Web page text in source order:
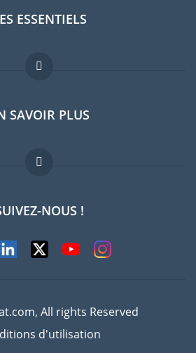
ESSENTIELS
Forum expatriés
Guides pays
Offres d'emploi
SAVOIR PLUS
FAQ
ExpertsNOUS !
All rights Reserved
d'utilisation